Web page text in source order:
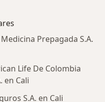
Prepagada S.A.
Life De Colombia
en Cali
S.A. en Cali